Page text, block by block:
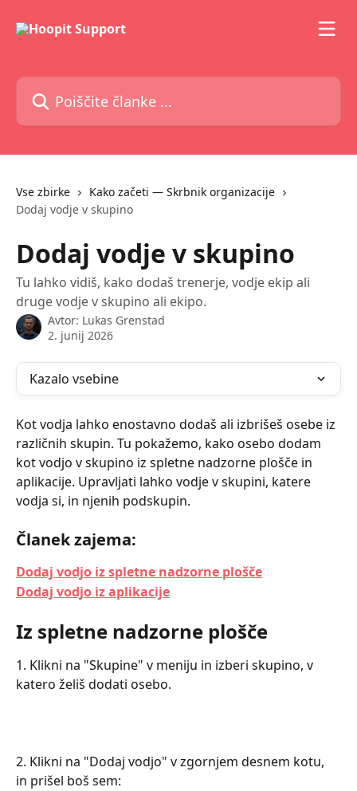
Poiščite članke ...
Vse zbirke
Kako začeti — Skrbnik organizacije
Dodaj vodje v skupino
Dodaj vodje v skupino
Tu lahko vidiš, kako dodaš trenerje, vodje ekip ali
druge vodje v skupino ali ekipo.
Avtor: Lukas Grenstad
2. junij 2026
Kazalo vsebine
Kot vodja lahko enostavno dodaš ali izbrišeš osebe iz
različnih skupin. Tu pokažemo, kako osebo dodam
kot vodjo v skupino iz spletne nadzorne plošče in
aplikacije. Upravljati lahko vodje v skupini, katere
vodja si, in njenih podskupin.
Članek zajema:
Dodaj vodjo iz spletne nadzorne plošče
Dodaj vodjo iz aplikacije
Iz spletne nadzorne plošče
1. Klikni na "Skupine" v meniju in izberi skupino, v
katero želiš dodati osebo.
2. Klikni na "Dodaj vodjo" v zgornjem desnem kotu,
in prišel boš sem: